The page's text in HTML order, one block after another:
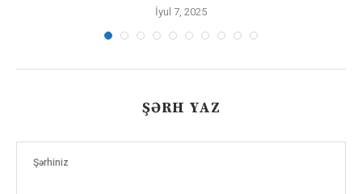
İyul 7, 2025
ŞƏRH YAZ